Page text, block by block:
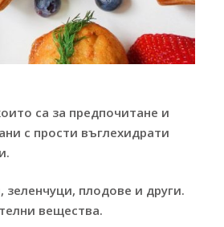
са за предпочитане и
с прости въглехидрати
плодове и други.
вещества.